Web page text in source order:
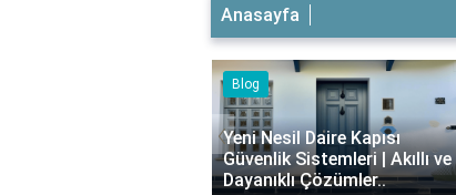
Anasayfa
Blog
Yeni Nesil Daire Kapısı
Güvenlik Sistemleri | Akıllı ve
Dayanıklı Çözümler..
‹